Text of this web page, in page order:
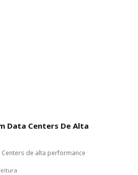
Data Centers De Alta
de alta performance